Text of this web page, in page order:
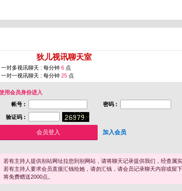
狄儿视讯聊天室
一对多视讯聊天 : 每分钟 6 点
一对一视讯聊天 : 每分钟 25 点
用会员身份进入
帐号 :
密码 :
验证码 :
加入会员
若有主持人提供别站网址拉您到别网站，请将聊天记录提供我们，经查属
若有主持人要求会员直接汇钱给她，请勿汇钱，请会员记录聊天内容或留
将免费赠送2000点。